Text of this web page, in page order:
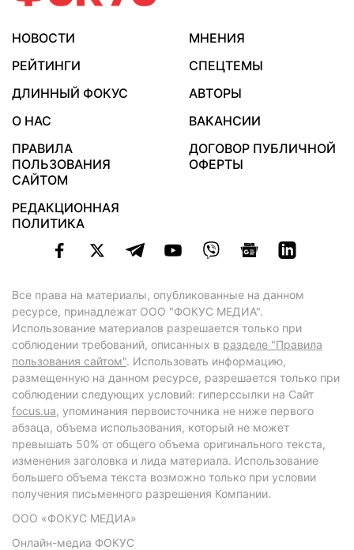
НОВОСТИ
МНЕНИЯ
РЕЙТИНГИ
СПЕЦТЕМЫ
ДЛИННЫЙ ФОКУС
АВТОРЫ
О НАС
ВАКАНСИИ
ПРАВИЛА
ПОЛЬЗОВАНИЯ
САЙТОМ
ДОГОВОР ПУБЛИЧНОЙ
ОФЕРТЫ
РЕДАКЦИОННАЯ
ПОЛИТИКА
Все права на материалы, опубликованные на данном
ресурсе, принадлежат ООО "ФОКУС МЕДИА".
Использование материалов разрешается только при
соблюдении требований, описанных в разделе "Правила
пользования сайтом". Использовать информацию,
размещенную на данном ресурсе, разрешается только при
соблюдении следующих условий: гиперссылки на Сайт
focus.ua, упоминания первоисточника не ниже первого
абзаца, объема использования, который не может
превышать 50% от общего объема оригинального текста,
изменения заголовка и лида материала. Использование
большего объема текста возможно только при условии
получения письменного разрешения Компании.
ООО «ФОКУС МЕДИА»
Онлайн-медиа ФОКУС